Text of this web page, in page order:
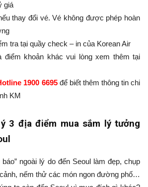
giá
thay đổi vé. Vé không được phép hoàn
tra tại quầy check – in của Korean Air
điểm khoản khác vui lòng xem thêm tại
1900 6695để biết thêm thông tin chi
KM
3 địa điểm mua sắm lý tưởng
báo” ngoài lý do đến Seoul làm đẹp, chụp
nếm thử các món ngon đường phố…